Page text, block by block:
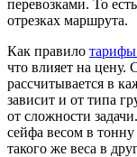
перевозками. То
отрезках маршрута.
Как правило тарифы
что влияет на цену.
рассчитывается в
зависит и от типа
от сложности
сейфа весом в
такого же веса в